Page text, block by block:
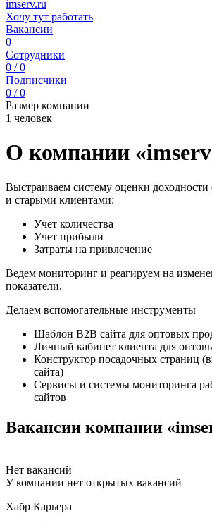
imserv.ru
Хочу тут работать
Вакансии
0
Сотрудники
0 / 0
Подписчики
0 / 0
Размер компании
1 человек
О компании
Выстраиваем систему оценки
и старыми клиентами:
Учет количества
Учет прибыли
Затраты на привлечение
Ведем мониторинг и реагируем на
показатели.
Делаем вспомогательные инструменты
Шаблон B2B сайта для оптовых
Личный кабинет клиента для
Конструктор посадочных страниц
сайта)
Сервисы и системы мониторинга
сайтов
Вакансии компании
Нет вакансий
У компании нет открытых вакансий
Хабр Карьера